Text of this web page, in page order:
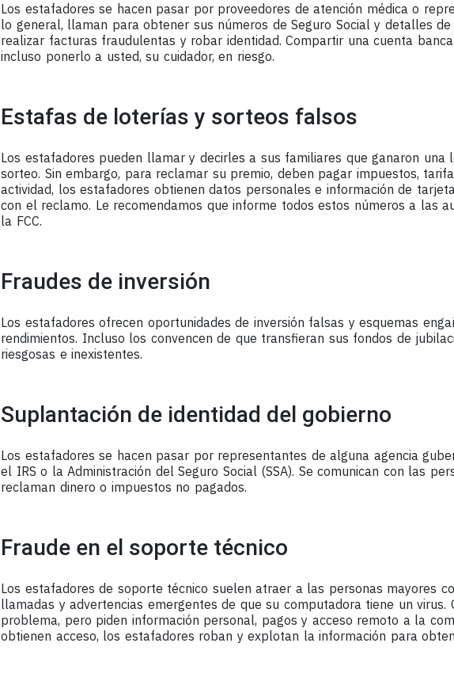
Los estafadores se hacen pasar por proveedores de atención médica o
lo general, llaman para obtener sus números de Seguro Social y detalles
realizar facturas fraudulentas y robar identidad. Compartir una cuenta
incluso ponerlo a usted, su cuidador, en riesgo.
Estafas de loterías y sorteos falsos
Los estafadores pueden llamar y decirles a sus familiares que ganaron una
sorteo. Sin embargo, para reclamar su premio, deben pagar impuestos,
actividad, los estafadores obtienen datos personales e información de
con el reclamo. Le recomendamos que informe todos estos números a las
la FCC.
Fraudes de inversión
Los estafadores ofrecen oportunidades de inversión falsas y esquemas
rendimientos. Incluso los convencen de que transfieran sus fondos de
riesgosas e inexistentes.
Suplantación de identidad del gobierno
Los estafadores se hacen pasar por representantes de alguna agencia
el IRS o la Administración del Seguro Social (SSA). Se comunican con las
reclaman dinero o impuestos no pagados.
Fraude en el soporte técnico
Los estafadores de soporte técnico suelen atraer a las personas mayores
llamadas y advertencias emergentes de que su computadora tiene un virus.
problema, pero piden información personal, pagos y acceso remoto a la
obtienen acceso, los estafadores roban y explotan la información para